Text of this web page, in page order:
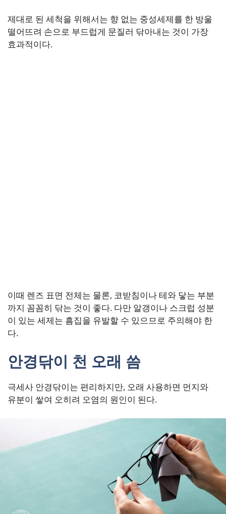
제대로 된 세척을 위해서는 향 없는 중성세제를 한 방울
떨어뜨려 손으로 부드럽게 문질러 닦아내는 것이 가장
효과적이다.
이때 렌즈 표면 전체는 물론, 코받침이나 테와 닿는 부분
까지 꼼꼼히 닦는 것이 좋다. 다만 알갱이나 스크럽 성분
이 있는 세제는 흠집을 유발할 수 있으므로 주의해야 한
다.
안경닦이 천 오래 씀
극세사 안경닦이는 편리하지만, 오래 사용하면 먼지와
유분이 쌓여 오히려 오염의 원인이 된다.